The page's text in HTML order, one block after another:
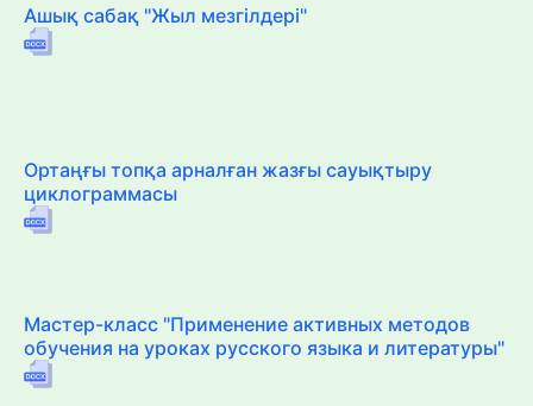
Ашық сабақ "Жыл мезгілдері"
Ортаңғы топқа арналған жазғы сауықтыру
циклограммасы
Мастер-класс "Применение активных методов
обучения на уроках русского языка и литературы"